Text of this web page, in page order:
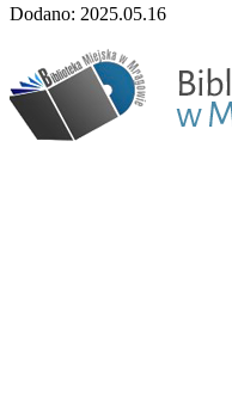
Dodano: 2025.05.16